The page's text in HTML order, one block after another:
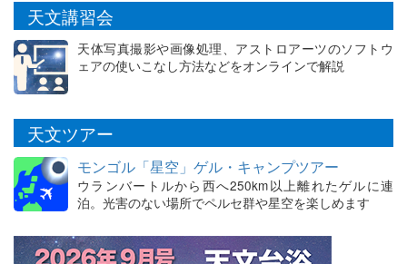
天文講習会
天体写真撮影や画像処理、アストロアーツのソフトウ
ェアの使いこなし方法などをオンラインで解説
天文ツアー
モンゴル「星空」ゲル・キャンプツアー
ウランバートルから西へ250km以上離れたゲルに連
泊。光害のない場所でペルセ群や星空を楽しめます